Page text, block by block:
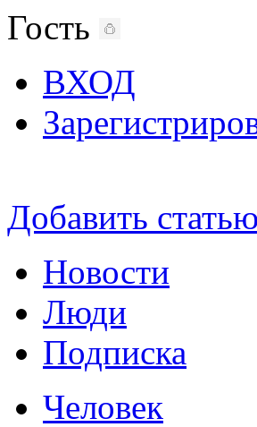
Гость
ВХОД
Добавить статью
Новости
Люди
Подписка
Человек